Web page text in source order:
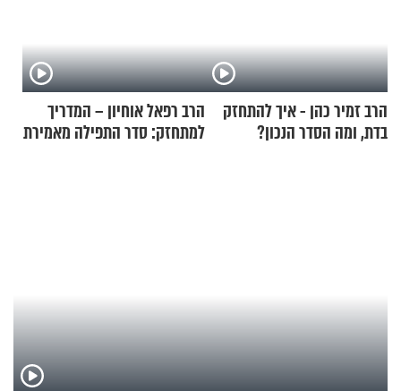
הרב זמיר כהן - איך להתחזק
בדת, ומה הסדר הנכון?
הרב רפאל אוחיון – המדריך
למתחזק: סדר התפילה מאמירת